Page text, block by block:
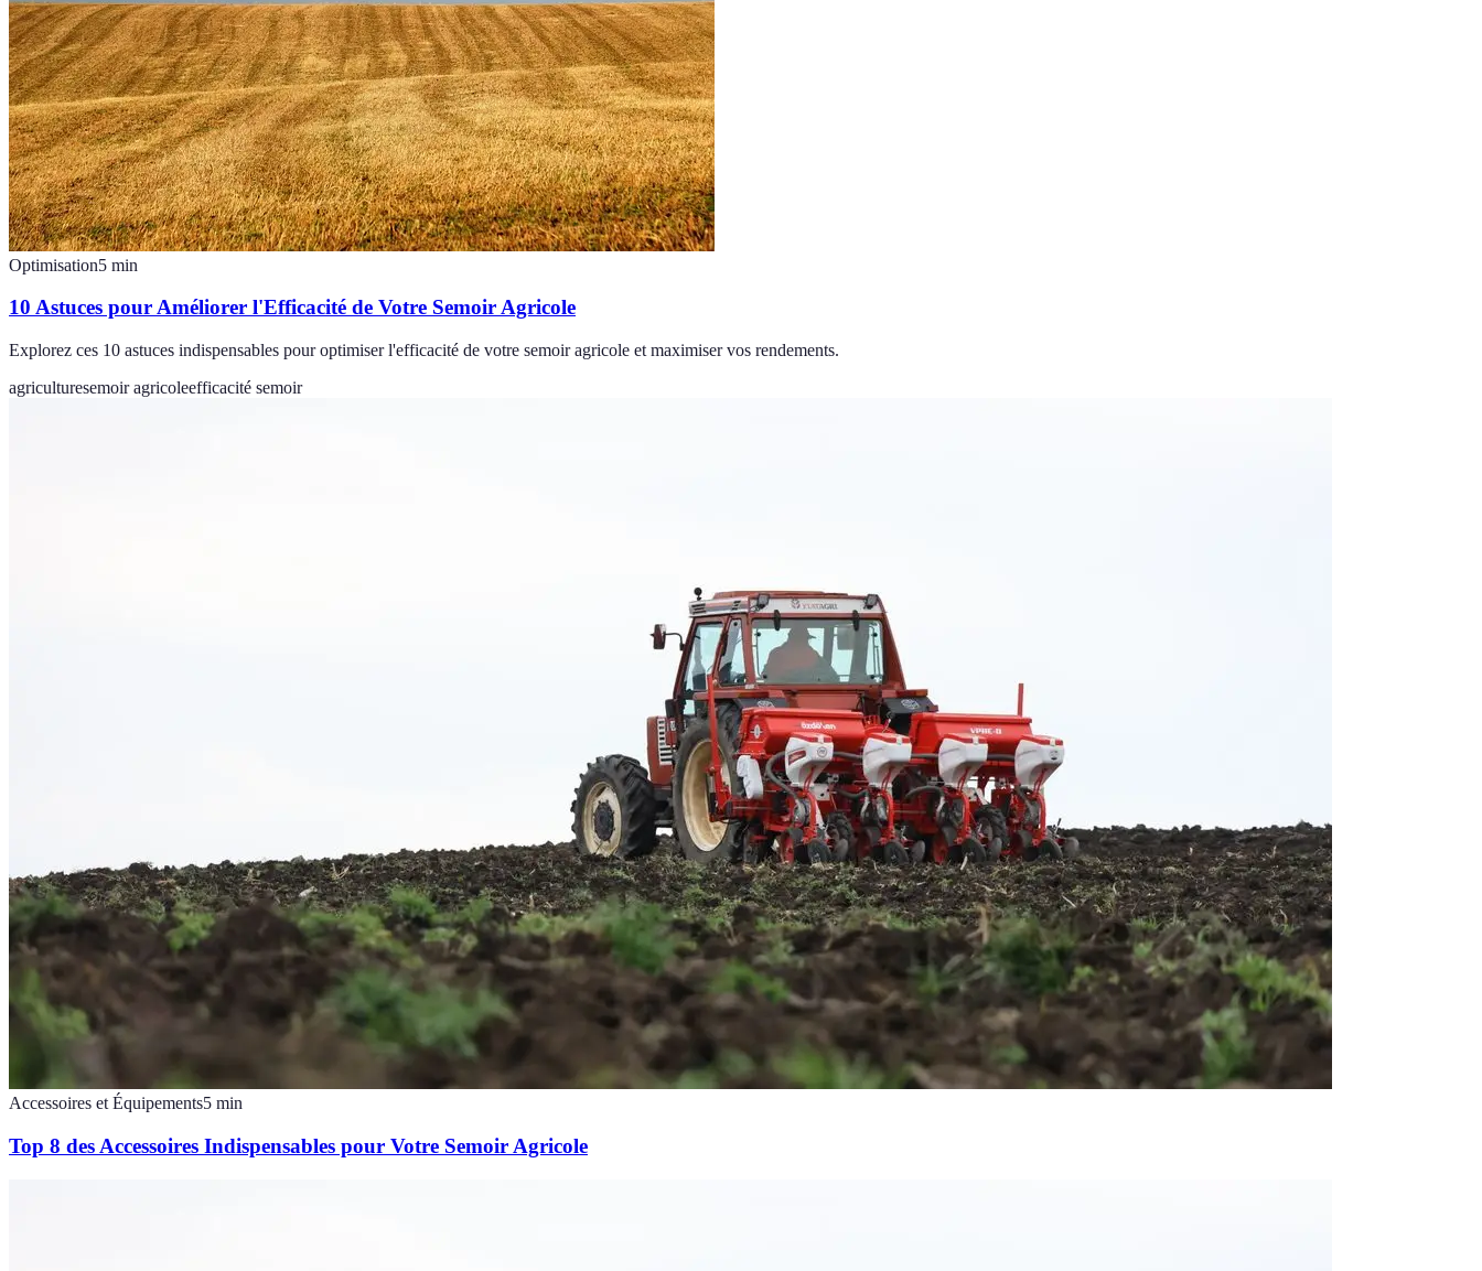
Optimisation5 min
10 Astuces pour Améliorer l'Efficacité de Votre Semoir Agricole
Explorez ces 10 astuces indispensables pour optimiser l'efficacité de votre semoir agricole et maximiser vos rendements.
agriculturesemoir agricoleefficacité semoir
Accessoires et Équipements5 min
Top 8 des Accessoires Indispensables pour Votre Semoir Agricole